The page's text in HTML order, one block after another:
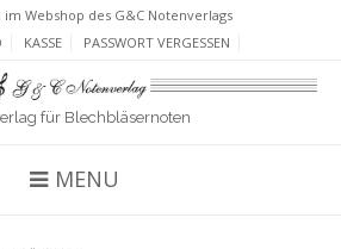
Webshop des G&C Notenverlags
KASSE PASSWORT VERGESSEN
für Blechbläsernoten
MENU